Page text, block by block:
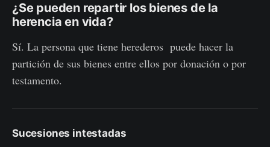
¿Se pueden repartir los bienes de la
herencia en vida?
Sí. La persona que tiene herederos puede hacer la
partición de sus bienes entre ellos por donación o por
testamento.
Sucesiones intestadas